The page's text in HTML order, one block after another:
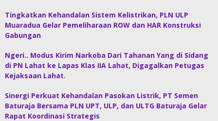
Tingkatkan Kehandalan Sistem Kelistrikan, PLN ULP
Muaradua Gelar Pemeliharaan ROW dan HAR Konstruksi
Gabungan
Ngeri.. Modus Kirim Narkoba Dari Tahanan Yang di Sidang
di PN Lahat ke Lapas Klas IIA Lahat, Digagalkan Petugas
Kejaksaan Lahat.
Sinergi Perkuat Kehandalan Pasokan Listrik, PT Semen
Baturaja Bersama PLN UPT, ULP, dan ULTG Baturaja Gelar
Rapat Koordinasi Strategis